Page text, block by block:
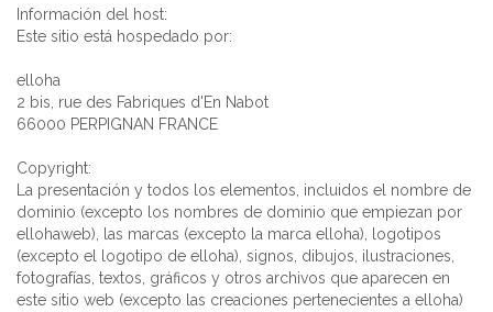
Información del host:
Este sitio está hospedado por:
elloha
2 bis, rue des Fabriques d'En Nabot
66000 PERPIGNAN FRANCE
Copyright:
La presentación y todos los elementos, incluidos el nombre de
dominio (excepto los nombres de dominio que empiezan por
ellohaweb), las marcas (excepto la marca elloha), logotipos
(excepto el logotipo de elloha), signos, dibujos, ilustraciones,
fotografías, textos, gráficos y otros archivos que aparecen en
este sitio web (excepto las creaciones pertenecientes a elloha)